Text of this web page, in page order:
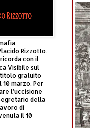
Rizzotto.
con il
Visibile sul
gratuito
marzo. Per
l’uccisione
della
di
il 10